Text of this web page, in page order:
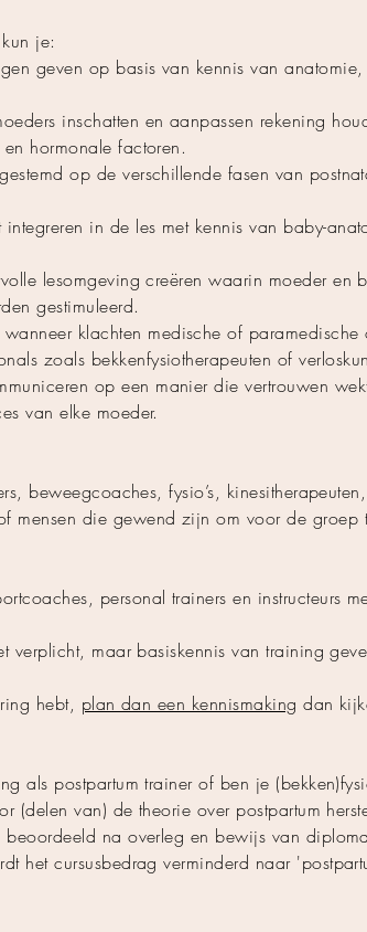
je:
geven op basis van kennis van
inschatten en aanpassen rekening
hormonale factoren.
op de verschillende fasen van
in de les met kennis van baby-
lesomgeving creëren waarin moeder en
gestimuleerd.
klachten medische of
zoals bekkenfysiotherapeuten of
op een manier die vertrouwen
van elke moeder.
beweegcoaches, fysio’s,
mensen die gewend zijn om voor de groep
personal trainers en instructeurs
verplicht, maar basiskennis van training
hebt, plan dan een kennismaking dan
als postpartum trainer of ben je
(delen van) de theorie over postpartum
na overleg en bewijs van
het cursusbedrag verminderd naar